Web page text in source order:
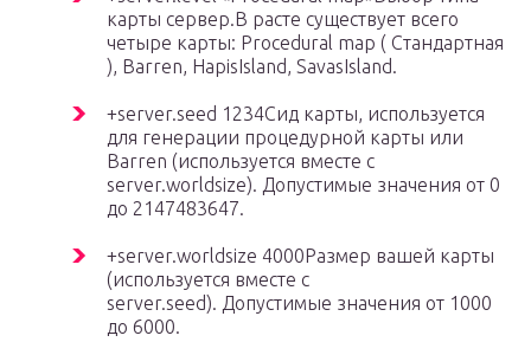
карты сервер.В расте существует всего
четыре карты: Procedural map ( Стандартная
), Barren, HapisIsland, SavasIsland.
+server.seed 1234Сид карты, используется
для генерации процедурной карты или
Barren (используется вместе с
server.worldsize). Допустимые значения от 0
до 2147483647.
+server.worldsize 4000Размер вашей карты
(используется вместе с
server.seed). Допустимые значения от 1000
до 6000.